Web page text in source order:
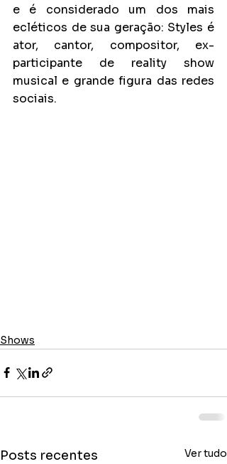
e é considerado um dos mais
ecléticos de sua geração: Styles é
ator, cantor, compositor, ex-
participante de reality show
musical e grande figura das redes
sociais.
Shows
Posts recentes Ver tudo